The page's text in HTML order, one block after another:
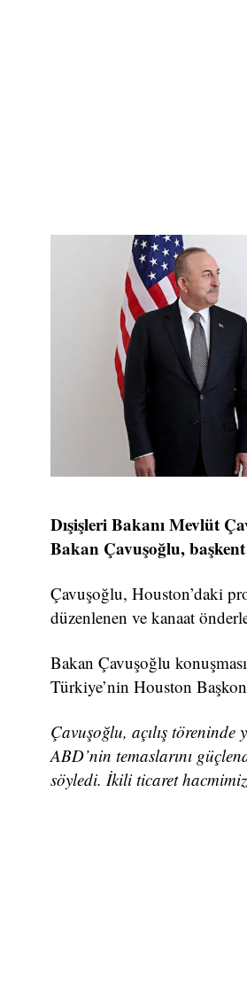
Dışişleri Bakanı Mevlüt
Bakan Çavuşoğlu,
Çavuşoğlu, Houston’daki
düzenlenen ve kanaat
Bakan Çavuşoğlu
Türkiye’nin Houston
Çavuşoğlu, açılış
ABD’nin temaslarını
söyledi. İkili ticaret